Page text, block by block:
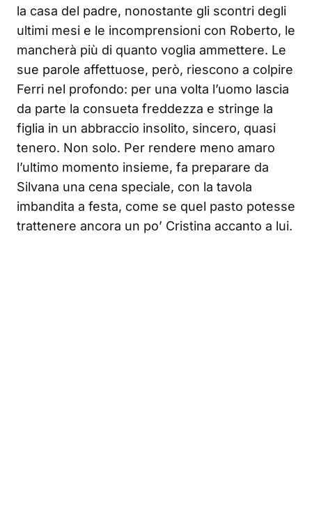
la casa del padre, nonostante gli scontri degli
ultimi mesi e le incomprensioni con Roberto, le
mancherà più di quanto voglia ammettere. Le
sue parole affettuose, però, riescono a colpire
Ferri nel profondo: per una volta l’uomo lascia
da parte la consueta freddezza e stringe la
figlia in un abbraccio insolito, sincero, quasi
tenero. Non solo. Per rendere meno amaro
l’ultimo momento insieme, fa preparare da
Silvana una cena speciale, con la tavola
imbandita a festa, come se quel pasto potesse
trattenere ancora un po’ Cristina accanto a lui.